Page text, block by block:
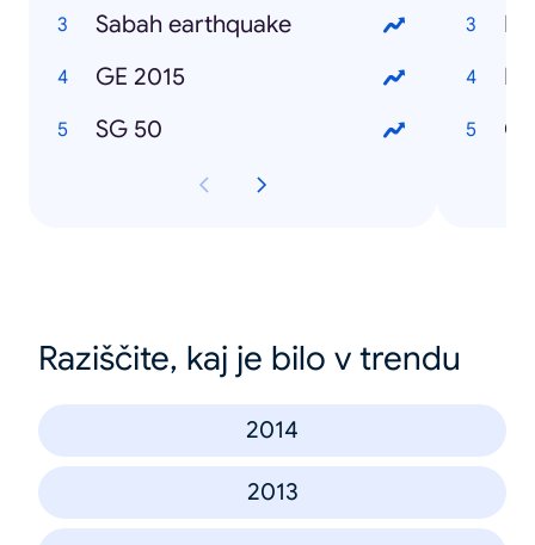
Sabah earthquake
GE 2015
SG 50
Raziščite, kaj je bilo v trendu
2014
2013